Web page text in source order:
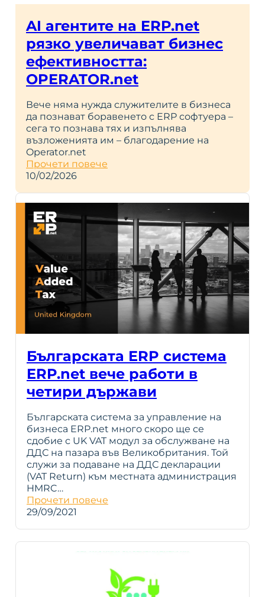
AI агентите на ERP.net
рязко увеличават бизнес
ефективността:
OPERATOR.net
Вече няма нужда служителите в бизнеса
да познават боравенето с ERP софтуера –
сега то познава тях и изпълнява
възложенията им – благодарение на
Operator.net
Прочети повече
10/02/2026
Българската ERP система
ERP.net вече работи в
четири държави
Българската система за управление на
бизнеса ERP.net много скоро ще се
сдобие с UK VAT модул за обслужване на
ДДС на пазара във Великобритания. Той
служи за подаване на ДДС декларации
(VAT Return) към местната администрация
HMRC…
Прочети повече
29/09/2021